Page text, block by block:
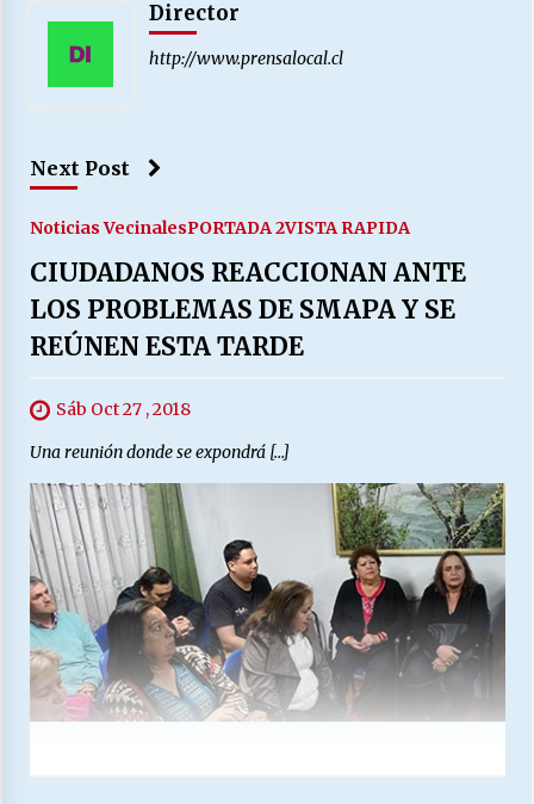
Director
http://www.prensalocal.cl
Next Post
Noticias VecinalesPORTADA 2VISTA RAPIDA
CIUDADANOS REACCIONAN ANTE
LOS PROBLEMAS DE SMAPA Y SE
REÚNEN ESTA TARDE
Sáb Oct 27 , 2018
Una reunión donde se expondrá […]